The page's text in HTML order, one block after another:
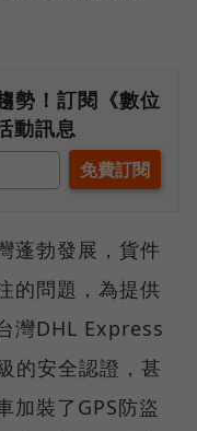
勢！訂閱《數位
動訊息
蓬勃發展，貨件
的問題，為提供
灣DHL Express
的安全認證，甚
加裝了GPS防盜